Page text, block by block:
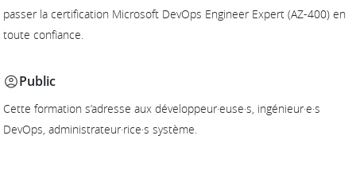
passer la certification Microsoft DevOps Engineer Expert (AZ-400) en
toute confiance.
Public
Cette formation s’adresse aux développeur·euse·s, ingénieur·e·s
DevOps, administrateur·rice·s système.